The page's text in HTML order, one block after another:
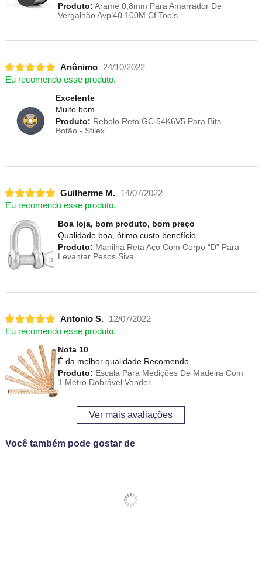
Produto: Arame 0,8mm Para Amarrador De
Vergalhão Avpl40 100M Cf Tools
Anônimo
24/10/2022
Eu recomendo esse produto.
Excelente
Muito bom
Produto: Rebolo Reto GC 54K6V5 Para Bits
Botão - Stilex
Guilherme M.
14/07/2022
Eu recomendo esse produto.
Boa loja, bom produto, bom preço
Qualidade boa, ótimo custo benefício
Produto: Manilha Reta Aço Com Corpo “D” Para
Levantar Pesos Siva
Antonio S.
12/07/2022
Eu recomendo esse produto.
Nota 10
É da melhor qualidade.Recomendo.
Produto: Escala Para Medições De Madeira Com
1 Metro Dobrável Vonder
Ver mais avaliações
Você também pode gostar de